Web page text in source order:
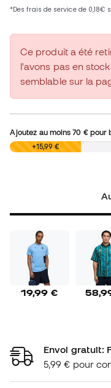
Ce produit a été
l'avons pas en
semblable sur la
Ajoutez au moins70 €pour
0,00 €+15,99 €
19,99 €
Envoi gratuit:
5,99 € pour